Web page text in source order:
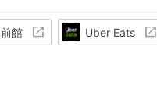
館 Uber Eats